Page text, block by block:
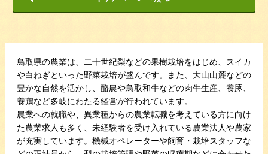
鳥取県の農業は、二十世紀梨などの果樹栽培をはじめ、スイカ
や白ねぎといった野菜栽培が盛んです。また、大山山麓などの
豊かな自然を活かし、酪農や鳥取和牛などの肉牛生産、養豚、
養鶏など多岐にわたる経営が行われています。
農業への就職や、異業種からの農業転職を考えている方に向け
た農業求人も多く、未経験者を受け入れている農業法人や農家
が充実しています。機械オペレーターや飼育・栽培スタッフな